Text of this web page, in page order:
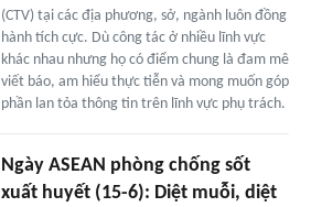
(CTV) tại các địa phương, sở, ngành luôn đồng
hành tích cực. Dù công tác ở nhiều lĩnh vực
khác nhau nhưng họ có điểm chung là đam mê
viết báo, am hiểu thực tiễn và mong muốn góp
phần lan tỏa thông tin trên lĩnh vực phụ trách.
Ngày ASEAN phòng chống sốt
xuất huyết (15-6): Diệt muỗi, diệt